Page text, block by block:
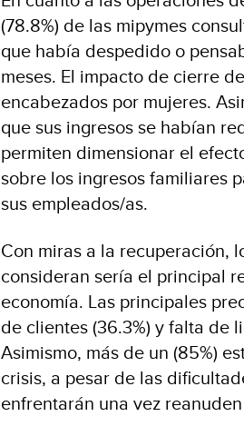
(78.8%) de las mipymes
que había despedido o
meses. El impacto de cierre
encabezados por mujeres.
que sus ingresos se habían
permiten dimensionar el
sobre los ingresos familiares
sus empleados/as.
Con miras a la recuperación,
consideran sería el principal
economía. Las principales
de clientes (36.3%) y falta de
Asimismo, más de un (85%)
crisis, a pesar de las
enfrentarán una vez